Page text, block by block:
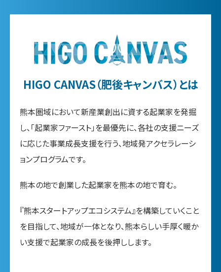
HIGO CANVAS（肥後キャンバス） とは
熊本圏域において新産業創出に資する起業家を発掘
し、「起業家ファースト」を最優先に、各社の支援ニーズ
に応じた事業成長支援を行う、地域発アクセラレーシ
ョンプログラムです。
熊本の地で創業した起業家を熊本の地で育む。
『熊本スタートアップエコシステム』を構築していくこと
を目指して、地域が一体となり、熊本らしい手厚く暖か
い支援で起業家の成長を後押しします。